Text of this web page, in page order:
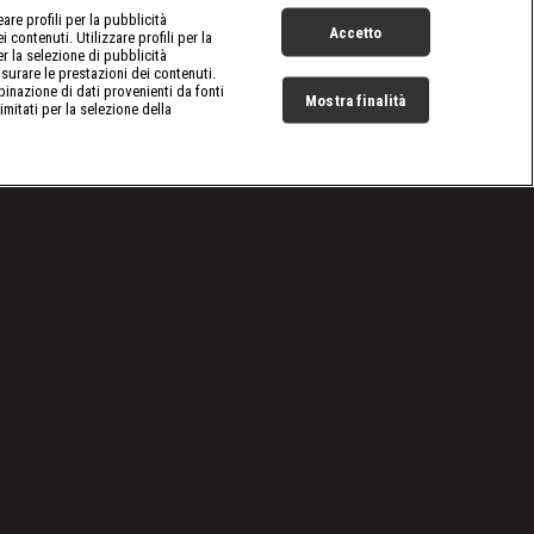
profili per la pubblicità
contenuti. Utilizzare profili per la
la selezione di pubblicità
le prestazioni dei contenuti.
di dati provenienti da fonti
per la selezione della
Accetto
Mostra finalità